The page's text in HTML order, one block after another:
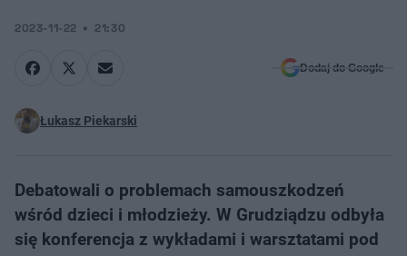
2023-11-22 21:30
Dodaj do Google
Łukasz Piekarski
Debatowali o problemach samouszkodzeń
wśród dzieci i młodzieży. W Grudziądzu odbyła
się konferencja z wykładami i warsztatami pod